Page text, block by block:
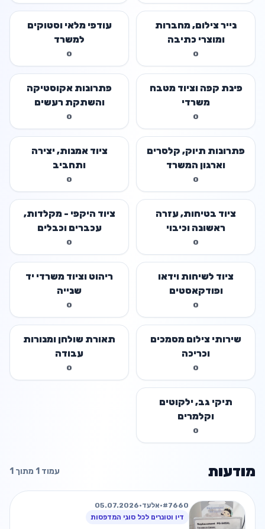
נייר צילום, מחברות
ומוצרי כתיבה
0
עודפי מלאי וסטוקים
למשרד
0
פינת קפה וציוד מטבח
משרדי
0
פתרונות אקוסטיקה
והשתקת רעשים
0
פתרונות תיוק, קלסרים
וארגון המשרד
0
ציוד אמנות, יצירה
ותחביב
0
ציוד בטיחות, עזרה
ראשונה וכיבוי
0
ציוד היקפי - מקלדות,
עכברים וכבלים
0
ציוד לשיחות וידאו
ופודקאסטים
0
ריהוט וציוד משרדי יד
שנייה
0
שירותי צילום מסמכים
וכריכה
0
תאורת שולחן ומנורות
עבודה
0
תיקי גב, ילקוטים
וקלמרים
0
מודעות עמוד 1 מתוך 1
#7660
•אלעד•
05.07.2026
דיו וטונרים לכל סוגי המדפסות